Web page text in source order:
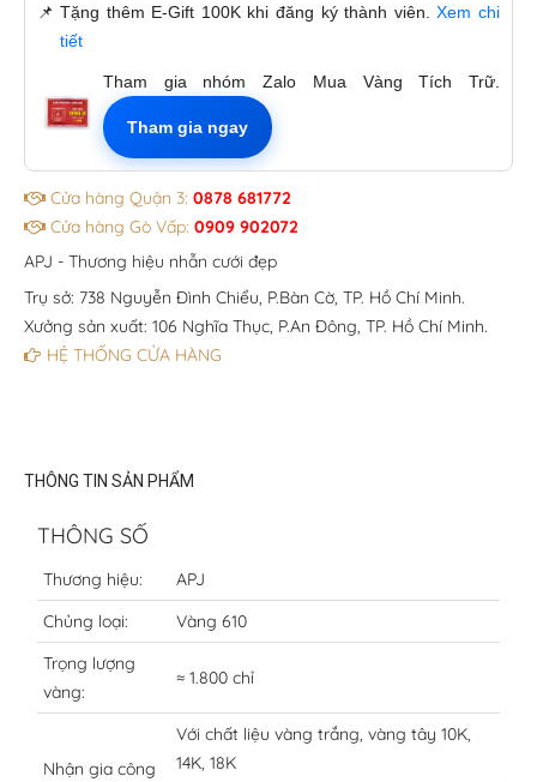
📌 Tặng thêm E-Gift 100K khi đăng ký thành viên.Xem chi
tiết
Tham gia nhóm Zalo Mua Vàng Tích Trữ.
Tham gia ngay
Cửa hàng Quận 3: 0878 681772
Cửa hàng Gò Vấp: 0909 902072
APJ - Thương hiệu nhẫn cưới đẹp
Trụ sở: 738 Nguyễn Đình Chiểu, P.Bàn Cờ, TP. Hồ Chí Minh.
Xưởng sản xuất: 106 Nghĩa Thục, P.An Đông, TP. Hồ Chí Minh.
HỆ THỐNG CỬA HÀNG
THÔNG TIN SẢN PHẨM
THÔNG SỐ
Thương hiệu:
APJ
Chủng loại:
Vàng 610
Trọng lượng
vàng:
≈ 1.800 chỉ
Nhận gia công
Với chất liệu vàng trắng, vàng tây 10K,
14K, 18K